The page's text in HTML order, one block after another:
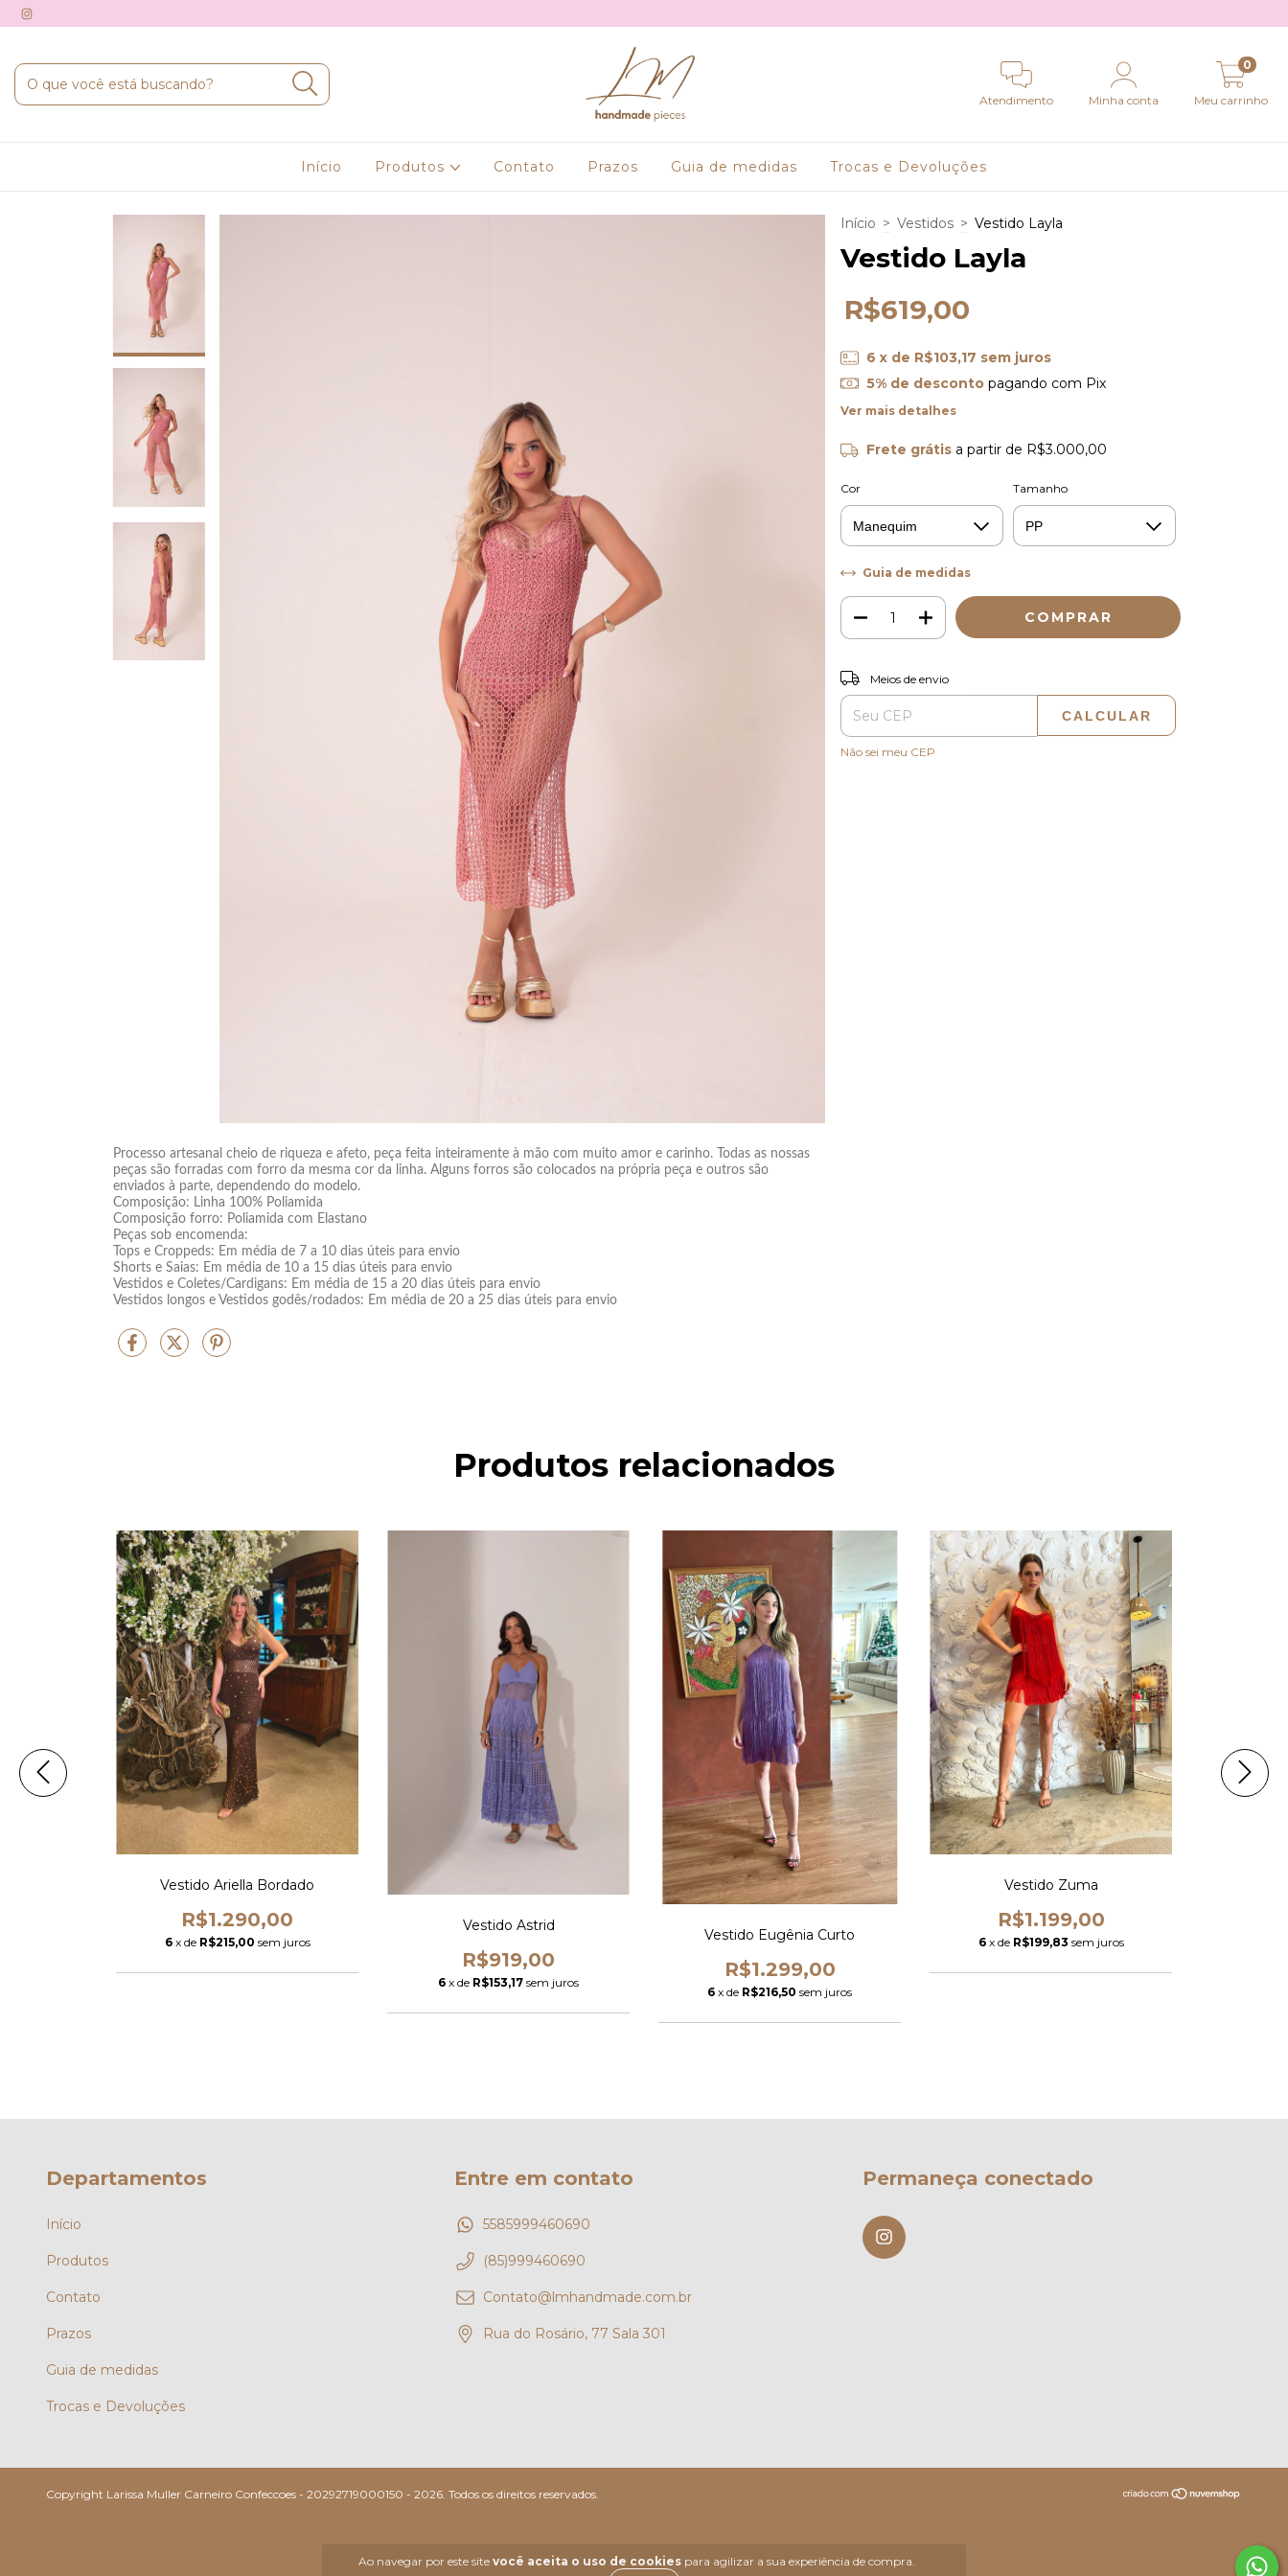
Atendimento Minha conta Meu carrinho
0
Início Produtos Contato Prazos Guia de medidas Trocas e Devoluções
Ao navegar por este site você aceita o uso de cookiespara agilizar a sua experiência de compra.
Processo artesanal cheio de riqueza e afeto, peça feita inteiramente à mão com muito amor e carinho. Todas as nossas
peças são forradas com forro da mesma cor da linha. Alguns forros são colocados na própria peça e outros são
enviados à parte, dependendo do modelo.
Composição: Linha 100% Poliamida
Composição forro: Poliamida com Elastano
Peças sob encomenda:
Tops e Croppeds: Em média de 7 a 10 dias úteis para envio
Shorts e Saias: Em média de 10 a 15 dias úteis para envio
Vestidos e Coletes/Cardigans: Em média de 15 a 20 dias úteis para envio
Vestidos longos e Vestidos godês/rodados: Em média de 20 a 25 dias úteis para envio
Início > Vestidos > Vestido Layla
Vestido Layla
R$619,00
6 x de R$103,17 sem juros
5% de descontopagando com Pix
Ver mais detalhes
Frete grátis a partir de R$3.000,00
Cor Tamanho
Guia de medidas
Entregas para o CEP:
Meios de envio
CALCULAR
Não sei meu CEP
Produtos relacionados
Vestido Ariella Bordado
R$1.290,00
6 x de R$215,00 sem juros
Vestido Astrid
R$919,00
6 x de R$153,17 sem juros
Vestido Eugênia Curto
R$1.299,00
6 x de R$216,50 sem juros
Vestido Zuma
R$1.199,00
6 x de R$199,83 sem juros
Departamentos
Início
Produtos
Contato
Prazos
Guia de medidas
Trocas e Devoluções
Entre em contato
5585999460690
(85)999460690
Contato@lmhandmade.com.br
Rua do Rosário, 77 Sala 301
Permaneça conectado
Copyright Larissa Muller Carneiro Confeccoes - 20292719000150 - 2026. Todos os direitos reservados.